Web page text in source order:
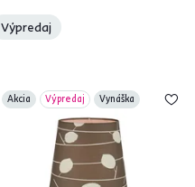
Výpredaj
Akcia Výpredaj Vynáška